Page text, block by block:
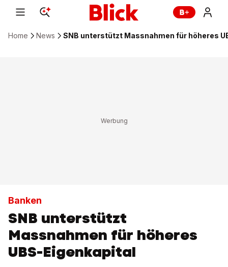
Home News SNB unterstützt Massnahmen für höheres
Banken
SNB unterstützt
Massnahmen für höheres
UBS-Eigenkapital